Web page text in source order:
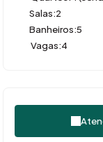
Salas:2
Banheiros:5
Vagas:4